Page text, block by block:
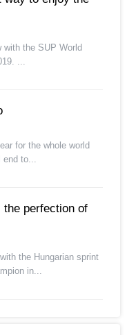
with the SUP World
...
for the whole world
to...
perfection of
the Hungarian sprint
in...